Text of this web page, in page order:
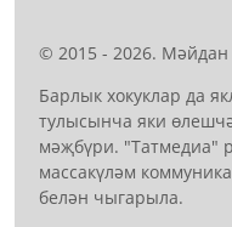
© 2015 - 2026.
Барлык хокуклар да
тулысынча яки
мәҗбүри. "Татмедиа"
массакүләм
белән чыгарыла.